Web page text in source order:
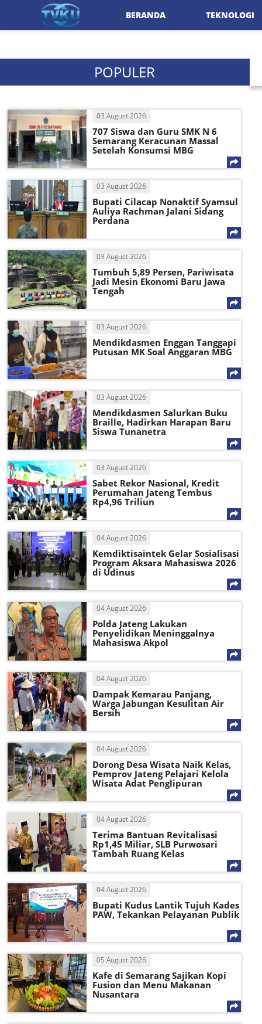
BERANDA TEKNOLOGI
POPULER
03 August 2026
707 Siswa dan Guru SMK N 6
Semarang Keracunan Massal
Setelah Konsumsi MBG
03 August 2026
Bupati Cilacap Nonaktif Syamsul
Auliya Rachman Jalani Sidang
Perdana
03 August 2026
Tumbuh 5,89 Persen, Pariwisata
Jadi Mesin Ekonomi Baru Jawa
Tengah
03 August 2026
Mendikdasmen Enggan Tanggapi
Putusan MK Soal Anggaran MBG
03 August 2026
Mendikdasmen Salurkan Buku
Braille, Hadirkan Harapan Baru
Siswa Tunanetra
03 August 2026
Sabet Rekor Nasional, Kredit
Perumahan Jateng Tembus
Rp4,96 Triliun
04 August 2026
Kemdiktisaintek Gelar Sosialisasi
Program Aksara Mahasiswa 2026
di Udinus
04 August 2026
Polda Jateng Lakukan
Penyelidikan Meninggalnya
Mahasiswa Akpol
04 August 2026
Dampak Kemarau Panjang,
Warga Jabungan Kesulitan Air
Bersih
04 August 2026
Dorong Desa Wisata Naik Kelas,
Pemprov Jateng Pelajari Kelola
Wisata Adat Penglipuran
04 August 2026
Terima Bantuan Revitalisasi
Rp1,45 Miliar, SLB Purwosari
Tambah Ruang Kelas
04 August 2026
Bupati Kudus Lantik Tujuh Kades
PAW, Tekankan Pelayanan Publik
05 August 2026
Kafe di Semarang Sajikan Kopi
Fusion dan Menu Makanan
Nusantara